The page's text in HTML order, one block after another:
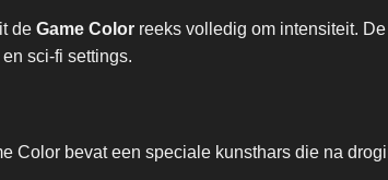
de Game Color reeks volledig om intensiteit.
sci-fi settings.
Color bevat een speciale kunsthars die na